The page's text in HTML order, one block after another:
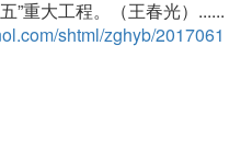
”重大工程。（王春光）......
shtml/zghyb/2017061